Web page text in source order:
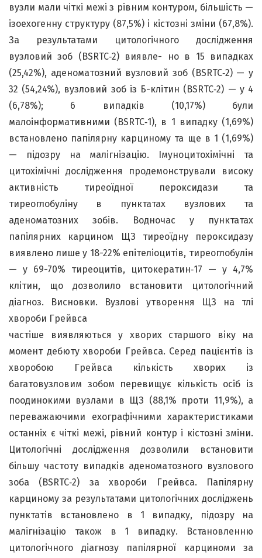
вузли мали чіткі межі з рівним контуром, більшість —
ізоехогенну структуру (87,5%) і кістозні зміни (67,8%).
За результатами цитологічного дослідження
вузловий зоб (BSRTC‑2) виявле- но в 15 випадках
(25,42%), аденоматозний вузловий зоб (BSRTC‑2) — у
32 (54,24%), вузловий зоб із Б-клітин (BSRTC‑2) — у 4
(6,78%); 6 випадків (10,17%) були
малоінформативними (BSRTC‑1), в 1 випадку (1,69%)
встановлено папілярну карциному та ще в 1 (1,69%)
— підозру на малігнізацію. Імуноцитохімічні та
цитохімічні дослідження продемонстрували високу
активність тиреоїдної пероксидази та
тиреоглобуліну в пунктатах вузлових та
аденоматозних зобів. Водночас у пунктатах
папілярних карцином ЩЗ тиреоїдну пероксидазу
виявлено лише у 18-22% епітеліоцитів, тиреоглобулін
— у 69-70% тиреоцитів, цитокератин‑17 — у 4,7%
клітин, що дозволило встановити цитологічний
діагноз. Висновки. Вузлові утворення ЩЗ на тлі
хвороби Грейвса
частіше виявляються у хворих старшого віку на
момент дебюту хвороби Грейвса. Серед пацієнтів із
хворобою Грейвса кількість хворих із
багатовузловим зобом перевищує кількість осіб із
поодинокими вузлами в ЩЗ (88,1% проти 11,9%), а
переважаючими ехографічними характеристиками
останніх є чіткі межі, рівний контур і кістозні зміни.
Цитологічні дослідження дозволили встановити
більшу частоту випадків аденоматозного вузлового
зоба (BSRTC‑2) за хвороби Грейвса. Папілярну
карциному за результатами цитологічних досліджень
пунктатів встановлено в 1 випадку, підозру на
малігнізацію також в 1 випадку. Встановленню
цитологічного діагнозу папілярної карциноми за